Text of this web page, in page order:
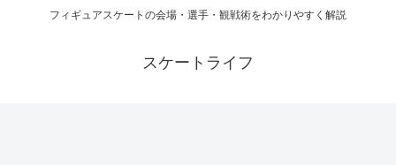
フィギュアスケートの会場・選手・観戦術をわかりやすく解説
スケートライフ